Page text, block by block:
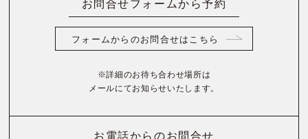
お問合せフォームから予約
フォームからのお問合せはこちら
※詳細のお待ち合わせ場所は
メールにてお知らせいたします。
お電話からのお問合せ